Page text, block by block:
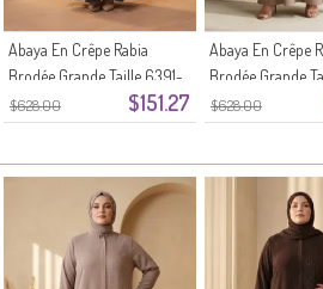
$628.00 $151.27
Abaya En Crêpe Rabia
Brodée Grande Taille 6391-
02 Gris Fumé
$628.00
Abaya En Crêpe
Brodée Grande
01 Vison